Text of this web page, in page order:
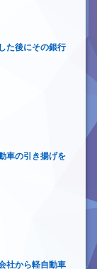
た後にその銀行
車の引き揚げを
社から軽自動車